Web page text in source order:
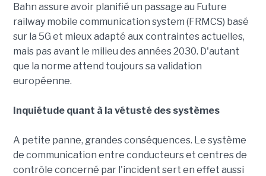
Bahn assure avoir planifié un passage au Future
railway mobile communication system (FRMCS) basé
sur la 5G et mieux adapté aux contraintes actuelles,
mais pas avant le milieu des années 2030. D'autant
que la norme attend toujours sa validation
européenne.
Inquiétude quant à la vétusté des systèmes
A petite panne, grandes conséquences. Le système
de communication entre conducteurs et centres de
contrôle concerné par l'incident sert en effet aussi